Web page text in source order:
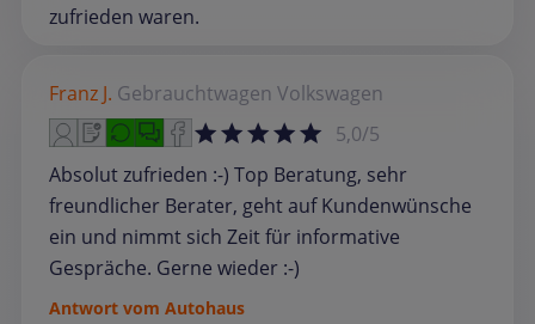
zufrieden waren.
Franz J. Gebrauchtwagen Volkswagen
5,0/5
Absolut zufrieden :-) Top Beratung, sehr
freundlicher Berater, geht auf Kundenwünsche
ein und nimmt sich Zeit für informative
Gespräche. Gerne wieder :-)
Antwort vom Autohaus